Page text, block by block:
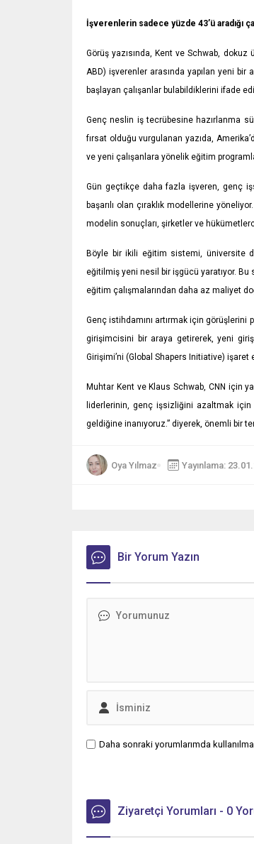
İşverenlerin sadece yüzde 43’ü aradığı
Görüş yazısında, Kent ve Schwab,
ABD) işverenler arasında yapılan yeni bir
başlayan çalışanlar bulabildiklerini ifade
Genç neslin iş tecrübesine hazırlanma
fırsat olduğu vurgulanan yazıda,
ve yeni çalışanlara yönelik eğitim
Gün geçtikçe daha fazla işveren, genç
başarılı olan çıraklık modellerine
modelin sonuçları, şirketler ve
Böyle bir ikili eğitim sistemi, üniversite
eğitilmiş yeni nesil bir işgücü yaratıyor.
eğitim çalışmalarından daha az maliyet
Genç istihdamını artırmak için görüşlerini
girişimcisini bir araya getirerek, yeni
Girişimi’ni (Global Shapers Initiative) işaret
Muhtar Kent ve Klaus Schwab, CNN için
liderlerinin, genç işsizliğini azaltmak için
geldiğine inanıyoruz.” diyerek, önemli bir
Oya Yılmaz Yayınlama:
Bir Yorum Yazın
Daha sonraki yorumlarımda
Ziyaretçi Yorumları - 0